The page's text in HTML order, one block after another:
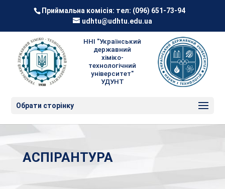
Приймальна комісія: тел: (096) 651-73-94
udhtu@udhtu.edu.ua
ННІ "Український
державний
хіміко-
технологічний
університет"
УДУНТ
Обрати сторінку
АСПІРАНТУРА